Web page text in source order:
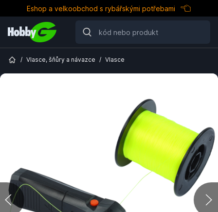
Eshop a velkoobchod s rybářskými potřebami
/ Vlasce, šňůry a návazce / Vlasce